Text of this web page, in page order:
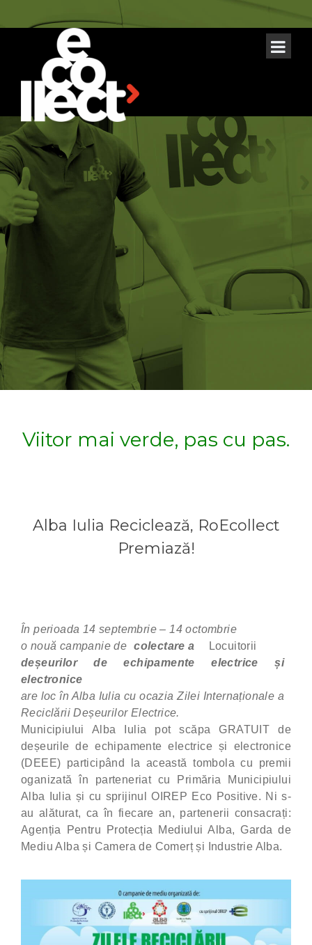
Campanii de
colectare
deseuri
electrice si
electronice
Viitor mai verde, pas cu pas.
Alba Iulia Reciclează, RoEcollect
Premiază!
În perioada 14 septembrie – 14 octombrie
o nouă campanie de
colectare a
deșeurilor de echipamente electrice și
electronice
are loc în Alba Iulia cu ocazia Zilei Internaționale a
Reciclării Deșeurilor Electrice.
Locuitorii
Municipiului Alba Iulia pot scăpa GRATUIT de
deșeurile de echipamente electrice și electronice
(DEEE) participând la această tombola cu premii
oganizată în parteneriat cu Primăria Municipiului
Alba Iulia și cu sprijinul OIREP Eco Positive. Ni s-
au alăturat, ca în fiecare an, partenerii consacrați:
Agenția Pentru Protecția Mediului Alba, Garda de
Mediu Albași Camera de Comerț și Industrie Alba.